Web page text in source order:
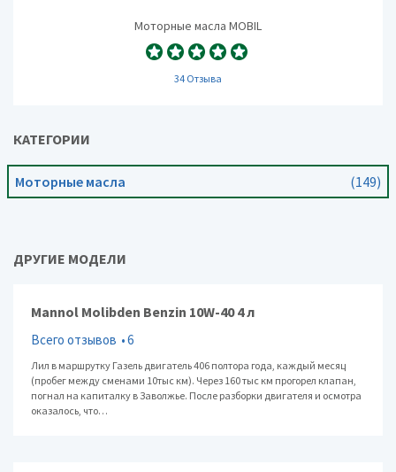
Моторные масла MOBIL
34 Отзыва
КАТЕГОРИИ
Моторные масла (149)
ДРУГИЕ МОДЕЛИ
Mannol Molibden Benzin 10W-40 4 л
Всего отзывов 6
Лил в маршрутку Газель двигатель 406 полтора года, каждый месяц
(пробег между сменами 10тыс км). Через 160 тыс км прогорел клапан,
погнал на капиталку в Заволжье. После разборки двигателя и осмотра
оказалось, что…